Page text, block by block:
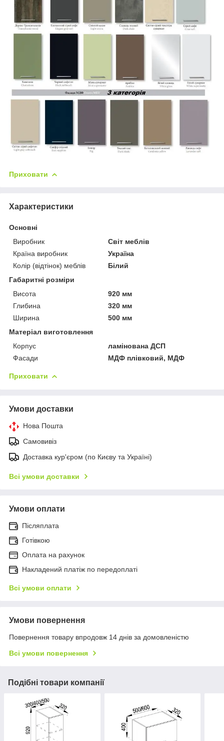
Приховати
Характеристики
Основні
Виробник
Світ меблів
Країна виробник
Україна
Колір (відтінок) меблів
Білий
Габаритні розміри
Висота
920 мм
Глибина
320 мм
Ширина
500 мм
Матеріал виготовлення
Корпус
ламінована ДСП
Фасади
МДФ плівковий, МДФ
Приховати
Умови доставки
Нова Пошта
Самовивіз
Доставка кур'єром (по Києву та Україні)
Всі умови доставки
Умови оплати
Післяплата
Готівкою
Оплата на рахунок
Накладений платіж по передоплаті
Всі умови оплати
Умови повернення
Повернення товару впродовж 14 днів за домовленістю
Всі умови повернення
Подібні товари компанії